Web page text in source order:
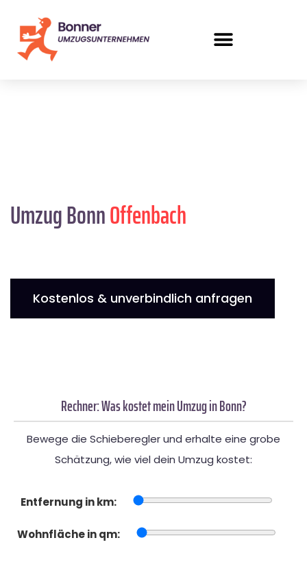
Umzug BonnOffenbach
Kostenlos & unverbindlich anfragen
Rechner: Was kostet mein Umzug in Bonn?
Bewege die Schieberegler und erhalte eine grobe
Schätzung, wie viel dein Umzug kostet:
Entfernung in km:
Wohnfläche in qm: